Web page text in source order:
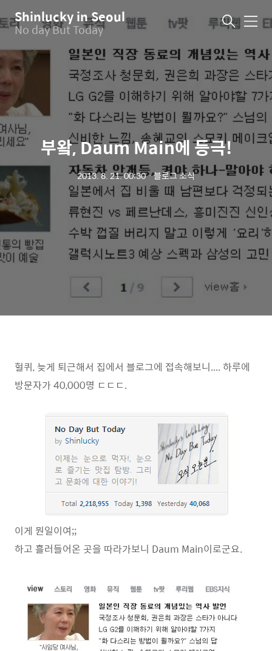
Shinlucky in Seoul
No day But Today 메
부왘, Daum Main에 등극!
2013. 8. 21. 00:30ㆍ블로그 소식
헐퀴, 늦게 퇴근해서 집에서 블로그에 접속해보니.... 하루에
방문자가 40,000명 ㄷㄷㄷ.
이게 뭔일이여;;
하고 흘러들어온 곳을 따라가보니 Daum Main이로군요.